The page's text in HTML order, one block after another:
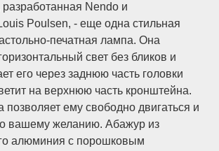
Nendo и
Poulsen, - еще одна стильная
печатная лампа. Она
свет без бликов и
его через заднюю часть головки
на верхнюю часть кронштейна.
позволяет ему свободно двигаться и
вашему желанию. Абажур из
алюминия с порошковым